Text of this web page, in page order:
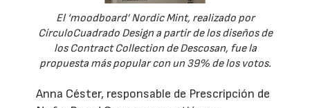
El ‘moodboard’ Nordic Mint, realizado por
CírculoCuadrado Design a partir de los diseños de
los Contract Collection de Descosan, fue la
propuesta más popular con un 39% de los votos.
Anna Céster, responsable de Prescripción de